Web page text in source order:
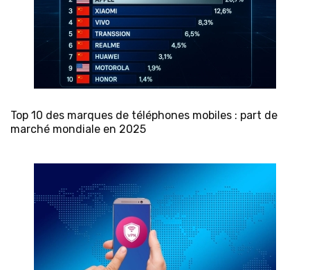
Top 10 des marques de téléphones mobiles : part de
marché mondiale en 2025